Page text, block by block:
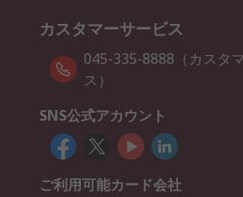
カスタマーサービス
045-335-8888（カスタ
ス）
SNS公式アカウント
ご利用可能カード会社